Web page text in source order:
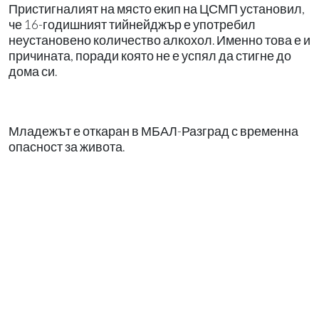
Пристигналият на място екип на ЦСМП установил,
че 16-годишният тийнейджър е употребил
неустановено количество алкохол. Именно това е и
причината, поради която не е успял да стигне до
дома си.
Младежът е откаран в МБАЛ-Разград с временна
опасност за живота.